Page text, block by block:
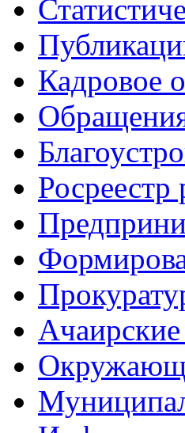
Кадровое
Росреестр
Ачаирские